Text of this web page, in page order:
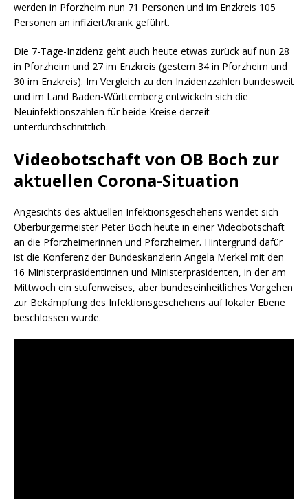
werden in Pforzheim nun 71 Personen und im Enzkreis 105
Personen an infiziert/krank geführt.
Die 7-Tage-Inzidenz geht auch heute etwas zurück auf nun 28
in Pforzheim und 27 im Enzkreis (gestern 34 in Pforzheim und
30 im Enzkreis). Im Vergleich zu den Inzidenzzahlen bundesweit
und im Land Baden-Württemberg entwickeln sich die
Neuinfektionszahlen für beide Kreise derzeit
unterdurchschnittlich.
Videobotschaft von OB Boch zur
aktuellen Corona-Situation
Angesichts des aktuellen Infektionsgeschehens wendet sich
Oberbürgermeister Peter Boch heute in einer Videobotschaft
an die Pforzheimerinnen und Pforzheimer. Hintergrund dafür
ist die Konferenz der Bundeskanzlerin Angela Merkel mit den
16 Ministerpräsidentinnen und Ministerpräsidenten, in der am
Mittwoch ein stufenweises, aber bundeseinheitliches Vorgehen
zur Bekämpfung des Infektionsgeschehens auf lokaler Ebene
beschlossen wurde.